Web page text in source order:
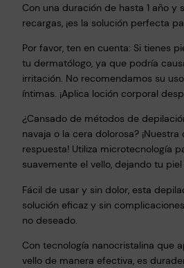
Con una duración de hasta 1 año y
recargas, ¡es la solución perfecta
Por favor, ten en cuenta: Si tienes
tu dermatólogo, ya que podría
irritación. No recomendamos su
íntimas. ¡Aplica loción corporal
¿Cansado de métodos de
navaja o la cera dolorosa?
respuesta! Utiliza microtecnología
suavemente el vello, dejando tu
Fácil de usar y sin dolor, esta
solución eficaz y sin
no deseado.
Con tecnología nanocristalina que
vello de manera efectiva, es